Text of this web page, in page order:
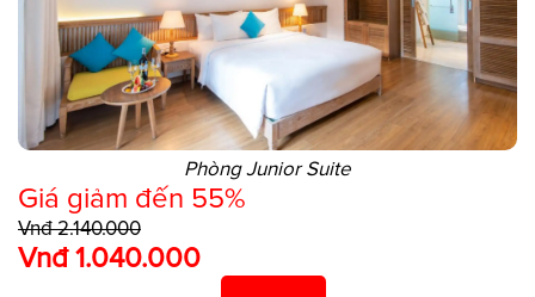
Phòng Junior Suite
Giá giảm đến 55%
Vnđ 2.140.000
Vnđ 1.040.000